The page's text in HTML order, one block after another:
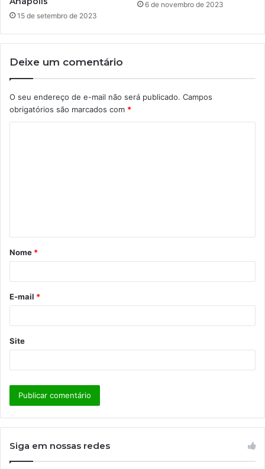
15 de setembro de 2023
6 de novembro de 2023
Deixe um comentário
O seu endereço de e-mail não será publicado. Campos
obrigatórios são marcados com *
á
r
*
Nome *
E-mail *
Site
Siga em nossas redes